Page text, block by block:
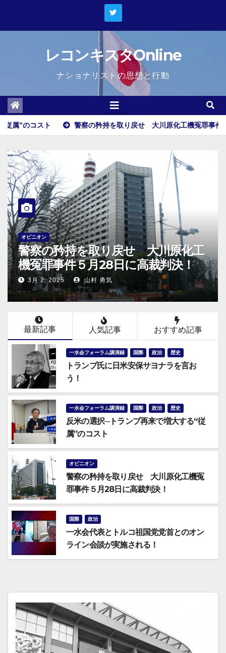
レコンキスタOnline
ナショナリストの思想と行動
警察の矜持を取り戻せ 大川原化工機冤罪事件５月28日に高裁判
オピニオン
警察の矜持を取り戻せ 大川原化工
機冤罪事件５月28日に高裁判決！
3月 2, 2025 山村 勇気
最新記事 人気記事 おすすめ記事
一水会フォーラム講演録 国際 政治 歴史
トランプ氏に日米安保サヨナラを言お
う！
一水会フォーラム講演録 国際 政治 歴史
反米の選択─トランプ再来で増大する“従
属”のコスト
オピニオン
警察の矜持を取り戻せ 大川原化工機冤
罪事件５月28日に高裁判決！
国際 政治
一水会代表とトルコ祖国党党首とのオン
ライン会談が実施される！